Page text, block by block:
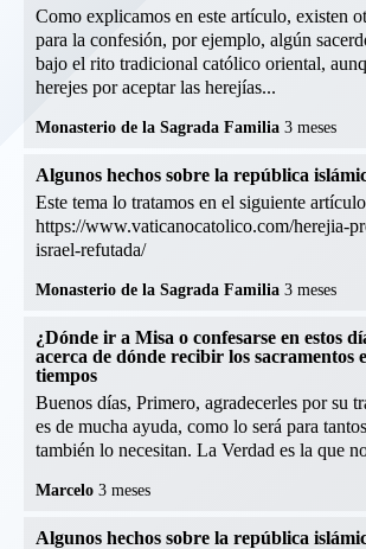
Como explicamos en este artículo, existen
para la confesión, por ejemplo, algún
bajo el rito tradicional católico oriental,
herejes por aceptar las herejías...
Monasterio de la Sagrada Familia 3 meses
Algunos hechos sobre la república
Este tema lo tratamos en el siguiente
https://www.vaticanocatolico.com/herejia-
israel-refutada/
Monasterio de la Sagrada Familia 3 meses
¿Dónde ir a Misa o confesarse en estos
acerca de dónde recibir los sacramentos
tiempos
Buenos días, Primero, agradecerles por su
es de mucha ayuda, como lo será para
también lo necesitan. La Verdad es la que
Marcelo 3 meses
Algunos hechos sobre la república